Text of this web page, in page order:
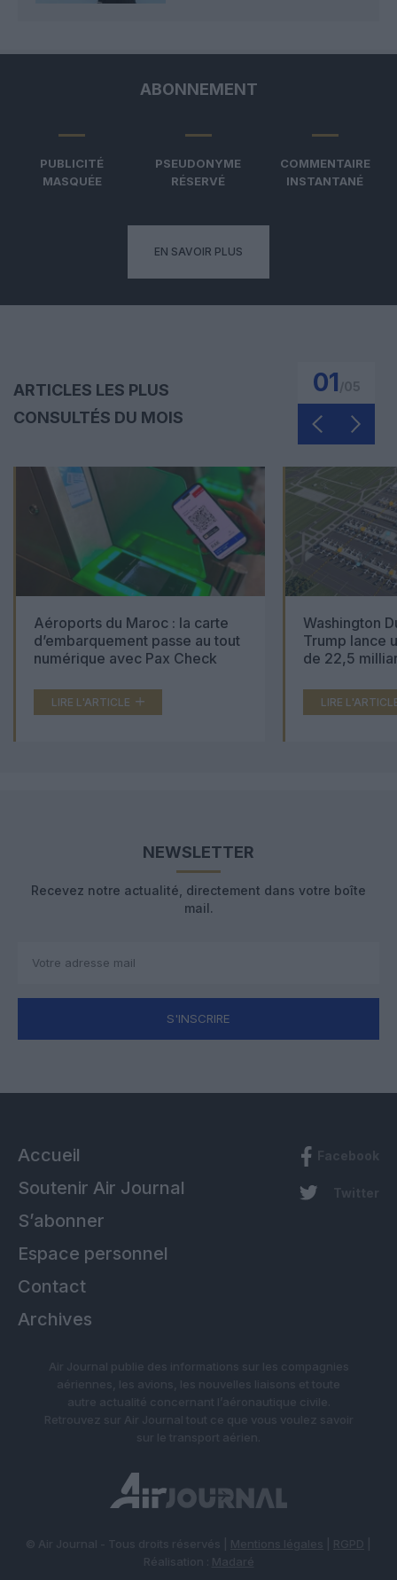
ABONNEMENT
PUBLICITÉ
MASQUÉE
PSEUDONYME
RÉSERVÉ
COMMENTAIRE
INSTANTANÉ
EN SAVOIR PLUS
ARTICLES LES PLUS
CONSULTÉS DU MOIS
01
Aéroports du Maroc : la carte
d’embarquement passe au tout
numérique avec Pax Check
LIRE L'ARTICLE
Washington
Trump lance
de 22,5
LIRE
NEWSLETTER
Recevez notre actualité, directement dans votre boîte
mail.
S'INSCRIRE
Accueil
Soutenir Air Journal
S’abonner
Espace personnel
Contact
Archives